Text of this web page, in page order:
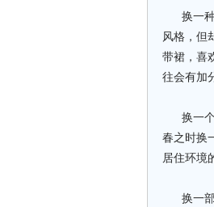
换一种
风格，但
带裙，喜
往会有加
换一个
春之时换
居住环境
换一部